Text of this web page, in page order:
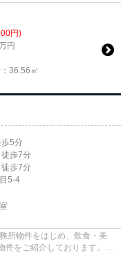
円)
円
36.56㎡
歩5分
徒歩7分
徒歩7分
5-4
所物件をはじめ、飲食・美
をご紹介しております。